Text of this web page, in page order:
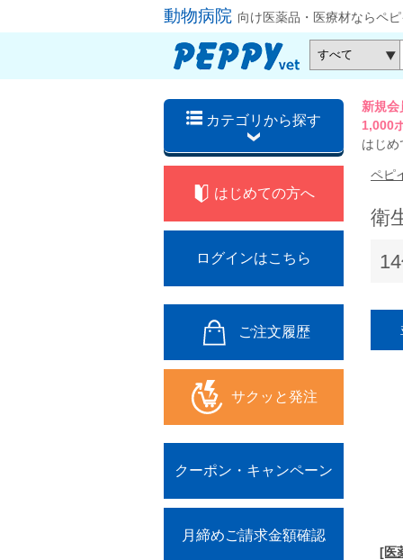
動物病院 向け医薬品・医療材ならペ
カテゴリから探す
新規
1,000
はじめ
はじめての方へ
ログインはこちら
ご注文履歴
サクッと発注
クーポン・キャンペーン
月締めご請求金額確認
ペピ
衛
[医